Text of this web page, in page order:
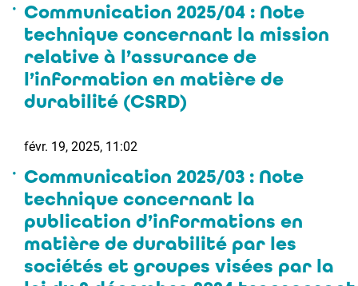
Communication 2025/04 : Note
technique concernant la mission
relative à l’assurance de
l’information en matière de
durabilité (CSRD)
févr. 19, 2025, 11:02
Communication 2025/03 : Note
technique concernant la
publication d’informations en
matière de durabilité par les
sociétés et groupes visées par la